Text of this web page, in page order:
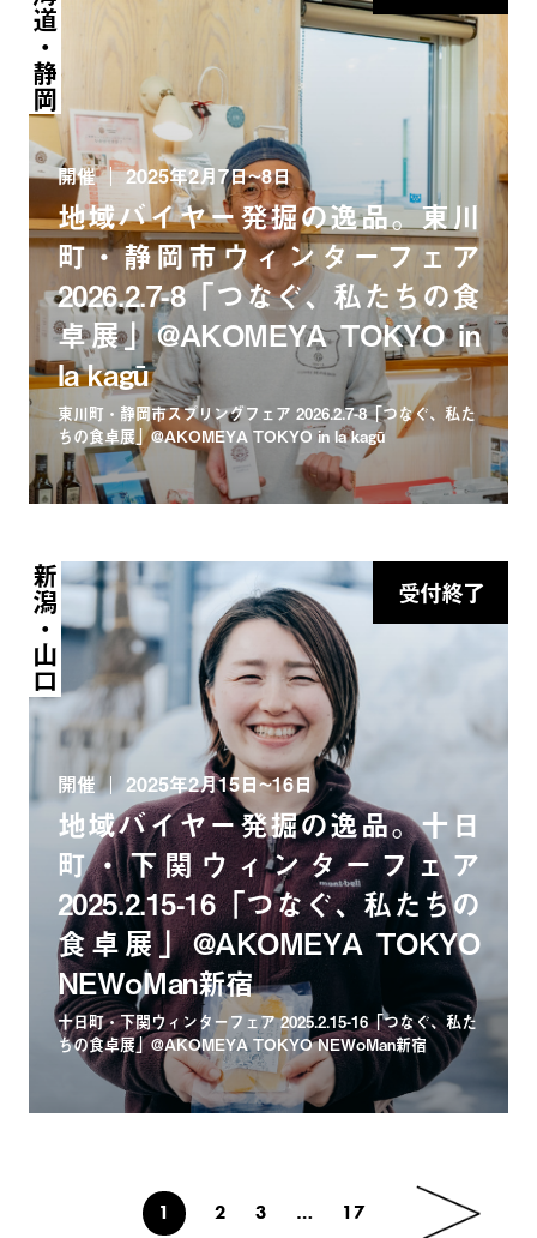
北海道・静岡
開催 2025年2月7日~8日
地域バイヤー発掘の逸品。東川
町・静岡市ウィンターフェア
2026.2.7-8「つなぐ、私たちの食
卓展」@AKOMEYA TOKYO in
la kagū
東川町・静岡市スプリングフェア 2026.2.7-8「つなぐ、私た
ちの食卓展」@AKOMEYA TOKYO in la kagū
受付終了
新潟・山口
開催 2025年2月15日~16日
地域バイヤー発掘の逸品。十日
町・下関ウィンターフェア
2025.2.15-16「つなぐ、私たちの
食卓展」@AKOMEYA TOKYO
NEWoMan新宿
十日町・下関ウィンターフェア 2025.2.15-16「つなぐ、私た
ちの食卓展」@AKOMEYA TOKYO NEWoMan新宿
1 2 3 … 17